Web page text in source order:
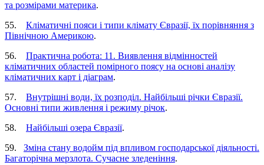
та розмірами материка.
55. Кліматичні пояси і типи клімату Євразії, їх порівняння з
Північною Америкою.
56. Практична робота: 11. Виявлення відмінностей
кліматичних областей помірного поясу на основі аналізу
кліматичних карт і діаграм.
57. Внутрішні води, їх розподіл. Найбільші річки Євразії.
Основні типи живлення і режиму річок.
58. Найбільші озера Євразії.
59. Зміна стану водойм під впливом господарської діяльності.
Багаторічна мерзлота. Сучасне зледеніння.